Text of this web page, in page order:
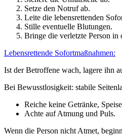
Setze den Notruf ab.
Leite die lebensrettenden
Stille eventuelle Blutungen.
Bringe die verletzte Person in
Lebensrettende Sofortmaßnahmen:
Ist der Betroffene wach, lagere ihn
Bei Bewusstlosigkeit: stabile
Reiche keine Getränke,
Achte auf Atmung und Puls.
Wenn die Person nicht Atmet,